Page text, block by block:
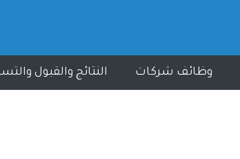
وظائف شركات النتائج والقبول